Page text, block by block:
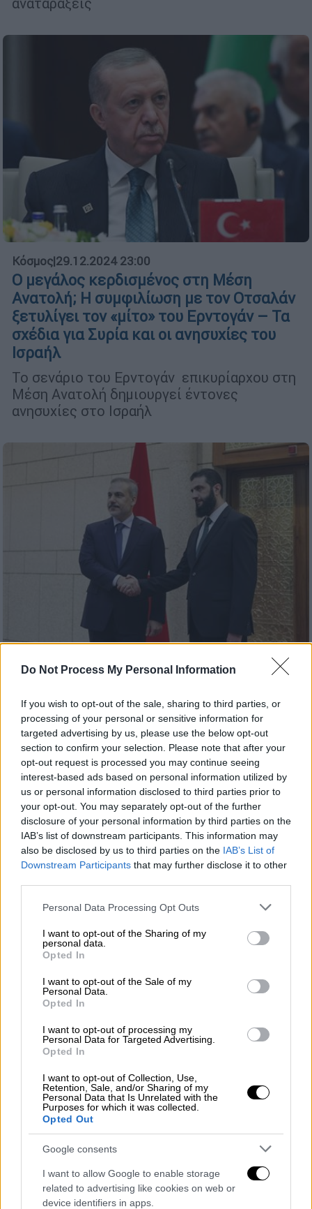
Do Not Process My Personal Information
If you wish to opt-out of the sale, sharing to third parties, or
processing of your personal or sensitive information for
targeted advertising by us, please use the below opt-out
section to confirm your selection. Please note that after your
opt-out request is processed you may continue seeing
interest-based ads based on personal information utilized by
us or personal information disclosed to third parties prior to
your opt-out. You may separately opt-out of the further
disclosure of your personal information by third parties on the
IAB’s list of downstream participants. This information may
also be disclosed by us to third parties on the IAB’s List of
Downstream Participants that may further disclose it to other
Please note that this website/app uses one or more Google
not limited to your visit or usage behaviour. You may click to
grant or deny consent to Google and its third-party tags to
use your data for below specified purposes in below Google
consent section.
Personal Data Processing Opt Outs
I want to opt-out of the Sharing of my
personal data.
Opted In
I want to opt-out of the Sale of my
Personal Data.
Opted In
I want to opt-out of processing my
Personal Data for Targeted Advertising.
Opted In
I want to opt-out of Collection, Use,
Retention, Sale, and/or Sharing of my
Personal Data that Is Unrelated with the
Purposes for which it was collected.
Opted Out
Google consents
I want to allow Google to enable storage
related to advertising like cookies on web or
device identifiers in apps.
Κόσμος|29.12.2024 23:00
Ο μεγάλος κερδισμένος στη Μέση
Ανατολή; Η συμφιλίωση με τον Οτσαλάν
ξετυλίγει τον «μίτο» του Ερντογάν – Τα
σχέδια για Συρία και οι ανησυχίες του
Ισραήλ
Το σενάριο του Ερντογάν επικυρίαρχου στη
Μέση Ανατολή δημιουργεί έντονες
ανησυχίες στο Ισραήλ
Κόσμος|29.12.2024 22:50
κουρδικές δυνάμεις στον Συριακό
στρατό
Υπάρχουν «βαθύτατα στρατηγικά
συμφέροντα» μεταξύ της χώρας του και της
Μόσχας είπε ο Αχμεντ αλ- Σάρα
Κόσμος|29.12.2024 22:39
Ισραήλ: Ο στρατός λέει ότι σκότωσε 20
Παλαιστίνιους μαχητές κατά τις
επιχειρήσεις του στο νοσοκομείο Καμάλ
Αντουάν
Συνελήφθησαν «περισσότεροι από 240
τρομοκράτες της Χαμάς και του Ισλαμικού
Τζιχάντ»